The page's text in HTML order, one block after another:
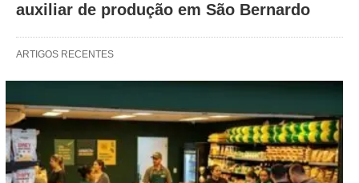
auxiliar de produção em São Bernardo
ARTIGOS RECENTES